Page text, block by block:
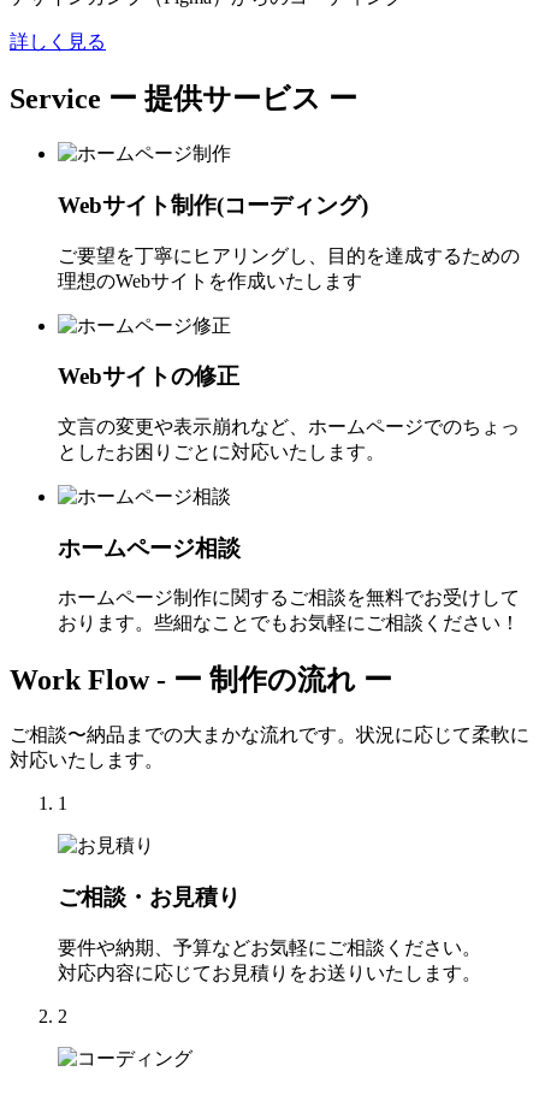
詳しく見る
Service ー 提供サービス ー
Webサイト制作(コーディング)
ご要望を丁寧にヒアリングし、目的を達成するための
理想のWebサイトを作成いたします
Webサイトの修正
文言の変更や表示崩れなど、ホームページでのちょっ
としたお困りごとに対応いたします。
ホームページ相談
ホームページ制作に関するご相談を無料でお受けして
おります。些細なことでもお気軽にご相談ください！
Work Flow - ー 制作の流れ ー
ご相談〜納品までの大まかな流れです。状況に応じて柔軟に
対応いたします。
1
ご相談・お見積り
要件や納期、予算などお気軽にご相談ください。
対応内容に応じてお見積りをお送りいたします。
2